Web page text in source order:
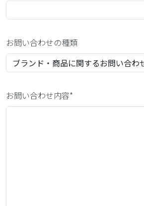
お問い合わせの種類
お問い合わせ内容*